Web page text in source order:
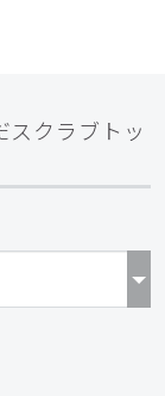
クラブトッ